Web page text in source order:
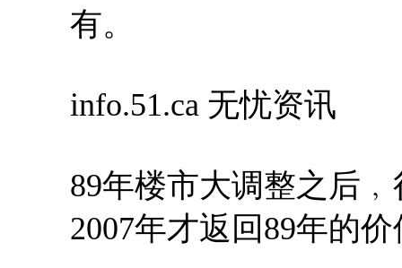
有。
info.51.ca 无忧资讯
89年楼市大调整之后
2007年才返回89年的